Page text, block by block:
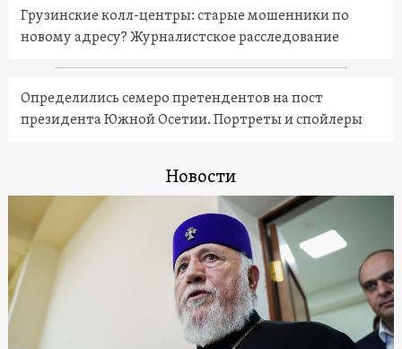
Грузинские колл-центры: старые мошенники по
новому адресу? Журналистское расследование
Определились семеро претендентов на пост
президента Южной Осетии. Портреты и спойлеры
Новости